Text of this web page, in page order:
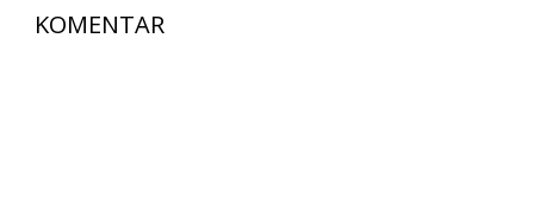
KOMENTAR